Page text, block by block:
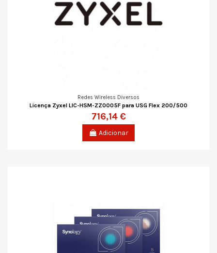
Redes Wireless Diversos
Licença Zyxel LIC-HSM-ZZ0005F para USG Flex 200/500
716,14 €
Adicionar